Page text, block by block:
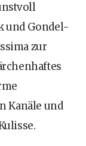
und Gondel-
zur
Kanäle und